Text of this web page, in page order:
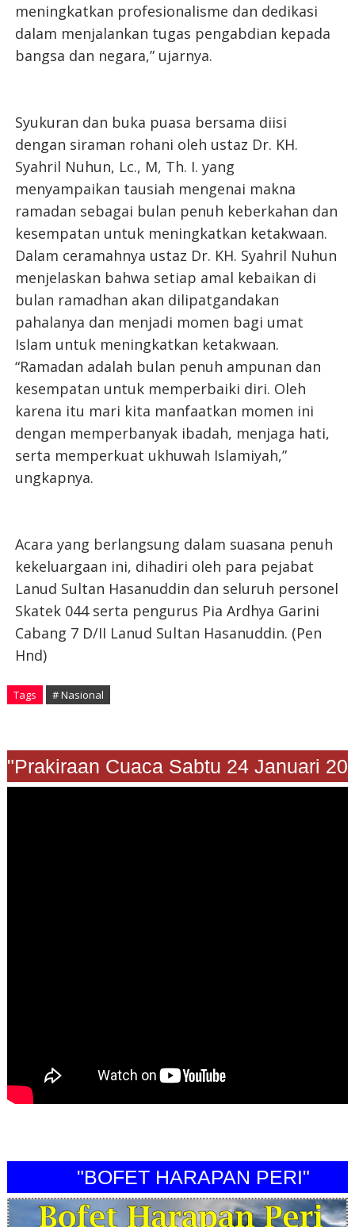
meningkatkan profesionalisme dan dedikasi
dalam menjalankan tugas pengabdian kepada
bangsa dan negara,” ujarnya.
Syukuran dan buka puasa bersama diisi
dengan siraman rohani oleh ustaz Dr. KH.
Syahril Nuhun, Lc., M, Th. I. yang
menyampaikan tausiah mengenai makna
ramadan sebagai bulan penuh keberkahan dan
kesempatan untuk meningkatkan ketakwaan.
Dalam ceramahnya ustaz Dr. KH. Syahril Nuhun
menjelaskan bahwa setiap amal kebaikan di
bulan ramadhan akan dilipatgandakan
pahalanya dan menjadi momen bagi umat
Islam untuk meningkatkan ketakwaan.
“Ramadan adalah bulan penuh ampunan dan
kesempatan untuk memperbaiki diri. Oleh
karena itu mari kita manfaatkan momen ini
dengan memperbanyak ibadah, menjaga hati,
serta memperkuat ukhuwah Islamiyah,”
ungkapnya.
Acara yang berlangsung dalam suasana penuh
kekeluargaan ini, dihadiri oleh para pejabat
Lanud Sultan Hasanuddin dan seluruh personel
Skatek 044 serta pengurus Pia Ardhya Garini
Cabang 7 D/II Lanud Sultan Hasanuddin. (Pen
Hnd)
Tags # Nasional
Cuaca Sabtu 24 Januari
"BOFET HARAPAN PERI"